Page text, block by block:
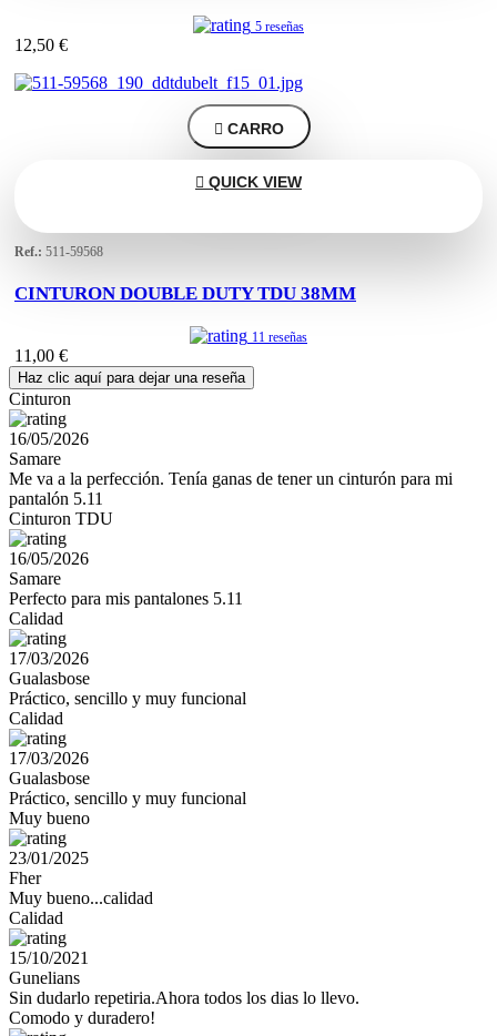
5 reseñas
12,50 €
 CARRO
 QUICK VIEW
Ref.: 511-59568
CINTURON DOUBLE DUTY TDU 38MM
11 reseñas
11,00 €
Haz clic aquí para dejar una reseña
Cinturon
16/05/2026
Samare
Me va a la perfección. Tenía ganas de tener un cinturón para mi
pantalón 5.11
Cinturon TDU
16/05/2026
Samare
Perfecto para mis pantalones 5.11
Calidad
17/03/2026
Gualasbose
Práctico, sencillo y muy funcional
Calidad
17/03/2026
Gualasbose
Práctico, sencillo y muy funcional
Muy bueno
23/01/2025
Fher
Muy bueno...calidad
Calidad
15/10/2021
Gunelians
Sin dudarlo repetiria.Ahora todos los dias lo llevo.
Comodo y duradero!